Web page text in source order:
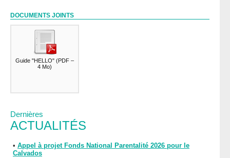
Dernières
ACTUALITÉS
• Appel à projet Fonds National Parentalité 2026 pour le
Calvados
DOCUMENTS JOINTS
Guide "HELLO" (PDF –
4 Mo)